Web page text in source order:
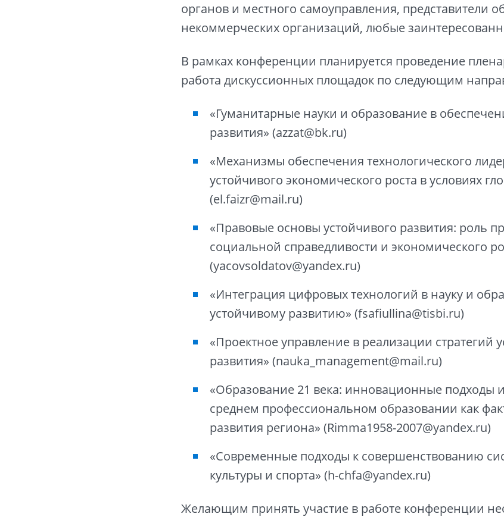
органов и местного самоуправления, представители
некоммерческих организаций, любые
В рамках конференции планируется проведение
работа дискуссионных площадок по следующим
«Гуманитарные науки и образование в
развития» (azzat@bk.ru)
«Механизмы обеспечения технологического
устойчивого экономического роста в условиях
(el.faizr@mail.ru)
«Правовые основы устойчивого развития: роль
социальной справедливости и экономического
(yacovsoldatov@yandex.ru)
«Интеграция цифровых технологий в науку и
устойчивому развитию» (fsafiullina@tisbi.ru)
«Проектное управление в реализации стратегий
развития» (nauka_management@mail.ru)
«Образование 21 века: инновационные подходы
среднем профессиональном образовании как
развития региона» (Rimma1958-2007@yandex.ru)
«Современные подходы к совершенствованию
культуры и спорта» (h-chfa@yandex.ru)
Желающим принять участие в работе конференции